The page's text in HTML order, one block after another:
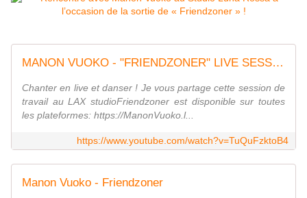
MANON VUOKO - "FRIENDZONER" LIVE SESSION
Chanter en live et danser ! Je vous partage cette session de
travail au LAX studioFriendzoner est disponible sur toutes
les plateformes: https://ManonVuoko.l...
https://www.youtube.com/watch?v=TuQuFzktoB4
Manon Vuoko - Friendzoner